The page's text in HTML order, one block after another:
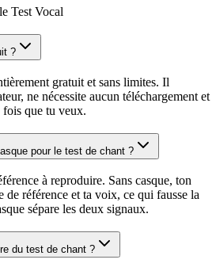
Test Vocal
?
gratuit et sans limites. Il
ne nécessite aucun téléchargement et
fois que tu veux.
pour le test de chant ?
à reproduire. Sans casque, ton
de référence et ta voix, ce qui fausse la
sépare les deux signaux.
du test de chant ?